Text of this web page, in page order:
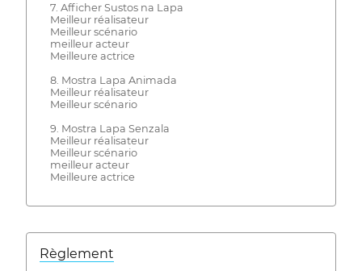
7. Afficher Sustos na Lapa
Meilleur réalisateur
Meilleur scénario
meilleur acteur
Meilleure actrice
8. Mostra Lapa Animada
Meilleur réalisateur
Meilleur scénario
9. Mostra Lapa Senzala
Meilleur réalisateur
Meilleur scénario
meilleur acteur
Meilleure actrice
Règlement